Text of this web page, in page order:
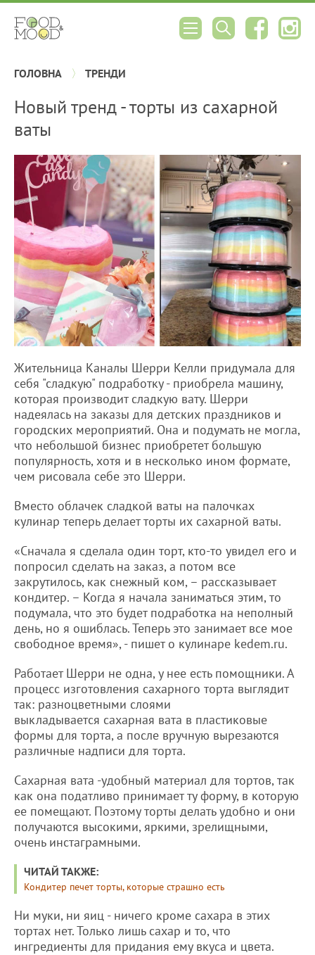
ГОЛОВНА ТРЕНДИ
Новый тренд - торты из сахарной
ваты
Жительница Каналы Шерри Келли придумала для
себя "сладкую" подработку - приобрела машину,
которая производит сладкую вату. Шерри
надеялась на заказы для детских праздников и
городских мероприятий. Она и подумать не могла,
что небольшой бизнес приобретет большую
популярность, хотя и в несколько ином формате,
чем рисовала себе это Шерри.
Вместо облачек сладкой ваты на палочках
кулинар теперь делает торты их сахарной ваты.
«Сначала я сделала один торт, кто-то увидел его и
попросил сделать на заказ, а потом все
закрутилось, как снежный ком, – рассказывает
кондитер. – Когда я начала заниматься этим, то
подумала, что это будет подработка на неполный
день, но я ошиблась. Теперь это занимает все мое
свободное время», - пишет о кулинаре kedem.ru.
Работает Шерри не одна, у нее есть помощники. А
процесс изготовления сахарного торта выглядит
так: разноцветными слоями
выкладывается сахарная вата в пластиковые
формы для торта, а после вручную вырезаются
различные надписи для торта.
Сахарная вата -удобный материал для тортов, так
как она податливо принимает ту форму, в которую
ее помещают. Поэтому торты делать удобно и они
получаются высокими, яркими, зрелищными,
очень инстаграмными.
ЧИТАЙ ТАКЖЕ:
Кондитер печет торты, которые страшно есть
Ни муки, ни яиц - ничего кроме сахара в этих
тортах нет. Только лишь сахар и то, что
ингредиенты для придания ему вкуса и цвета.